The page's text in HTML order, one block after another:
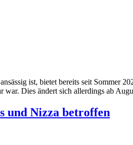
ist, bietet bereits seit Sommer
Dies ändert sich allerdings ab
und Nizza betroffen